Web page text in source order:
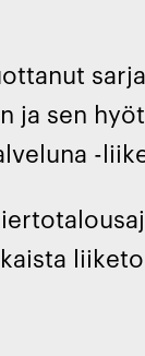
ja sen
-